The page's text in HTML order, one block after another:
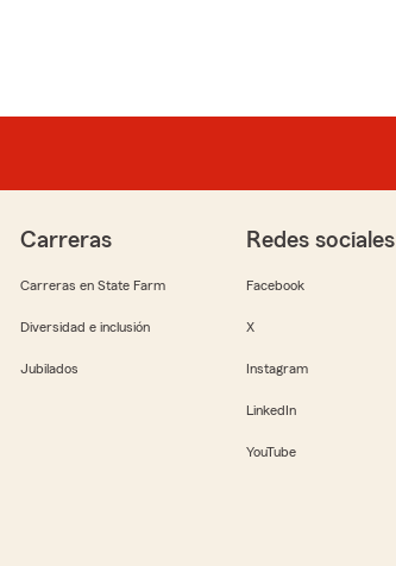
Carreras
Carreras en State Farm
Diversidad e inclusión
Jubilados
Redes sociales
Facebook
X
Instagram
LinkedIn
YouTube